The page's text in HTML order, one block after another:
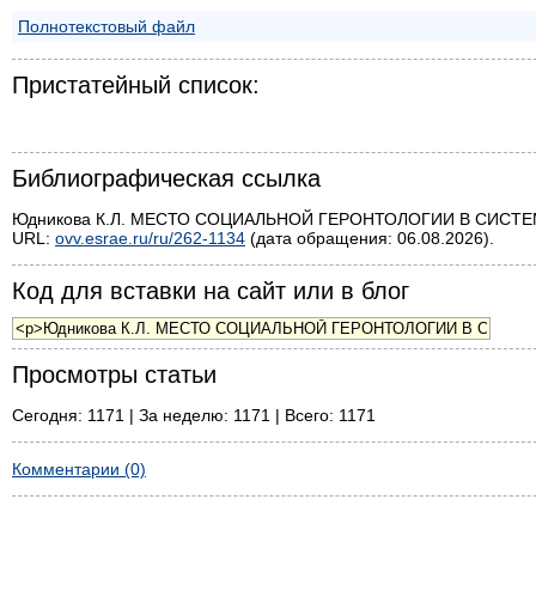
Полнотекстовый файл
Пристатейный список:
Библиографическая ссылка
Юдникова К.Л. МЕСТО СОЦИАЛЬНОЙ ГЕРОНТОЛОГИИ В
URL: ovv.esrae.ru/ru/262-1134 (дата обращения: 06.08.2026).
Код для вставки на сайт или в блог
Просмотры статьи
Сегодня: 1171 | За неделю: 1171 | Всего: 1171
Комментарии (0)